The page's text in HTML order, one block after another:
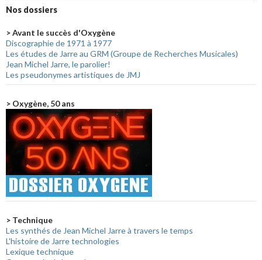
Nos dossiers
> Avant le succès d'Oxygène
Discographie de 1971 à 1977
Les études de Jarre au GRM (Groupe de Recherches Musicales)
Jean Michel Jarre, le parolier!
Les pseudonymes artistiques de JMJ
> Oxygène, 50 ans
> Technique
Les synthés de Jean Michel Jarre à travers le temps
L'histoire de Jarre technologies
Lexique technique